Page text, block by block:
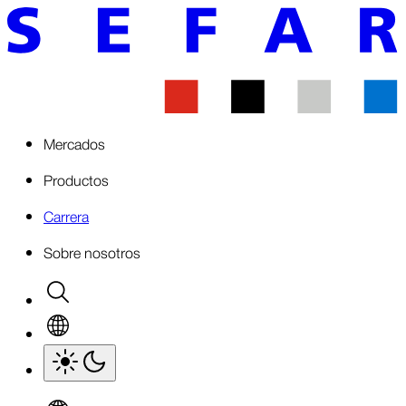
Mercados
Productos
Carrera
Sobre nosotros